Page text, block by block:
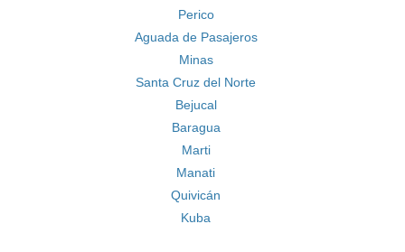
Perico
Aguada de Pasajeros
Minas
Santa Cruz del Norte
Bejucal
Baragua
Marti
Manati
Quivicán
Kuba